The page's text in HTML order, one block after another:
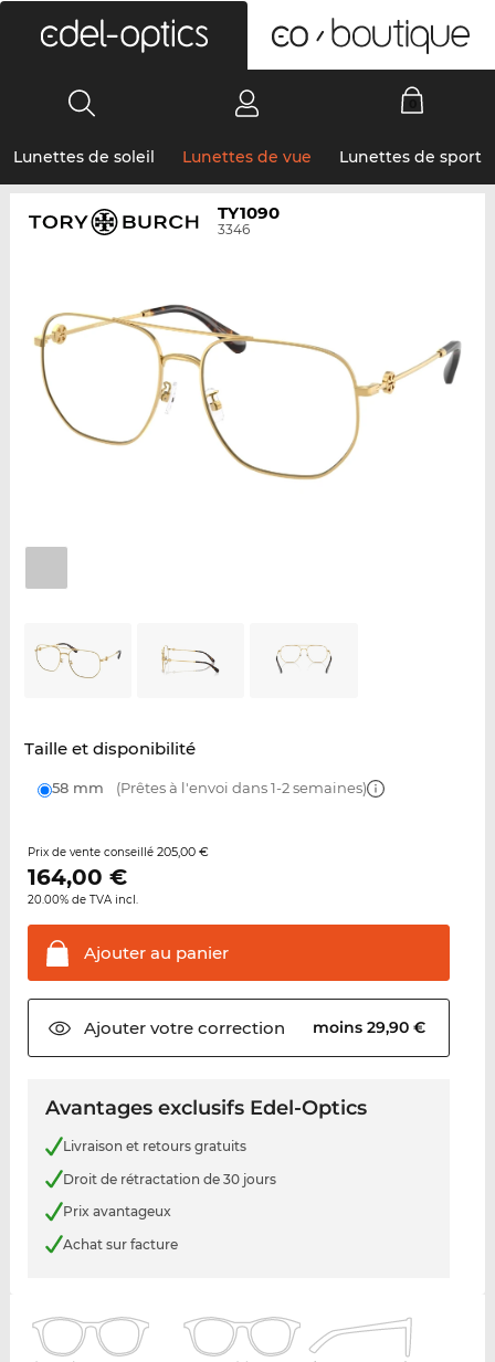
Lunettes de soleil Lunettes de vue Lunettes de sport
TY1090
3346
Taille et disponibilité
58 mm (Prêtes à l'envoi dans 1-2 semaines)
Prix de vente conseillé 205,00 €
164,00 €
20.00% de TVA incl.
Ajouter au panier
Ajouter votrecorrection moins 29,90 €
Avantages exclusifs Edel-Optics
Livraison et retours gratuits
Droit de rétractation de 30 jours
Prix avantageux
Achat sur facture